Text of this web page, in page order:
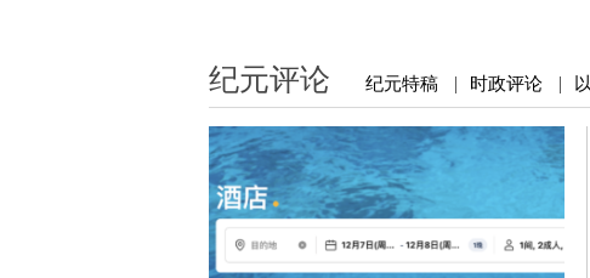
纪元评论 纪元特稿 | 时政评论 |